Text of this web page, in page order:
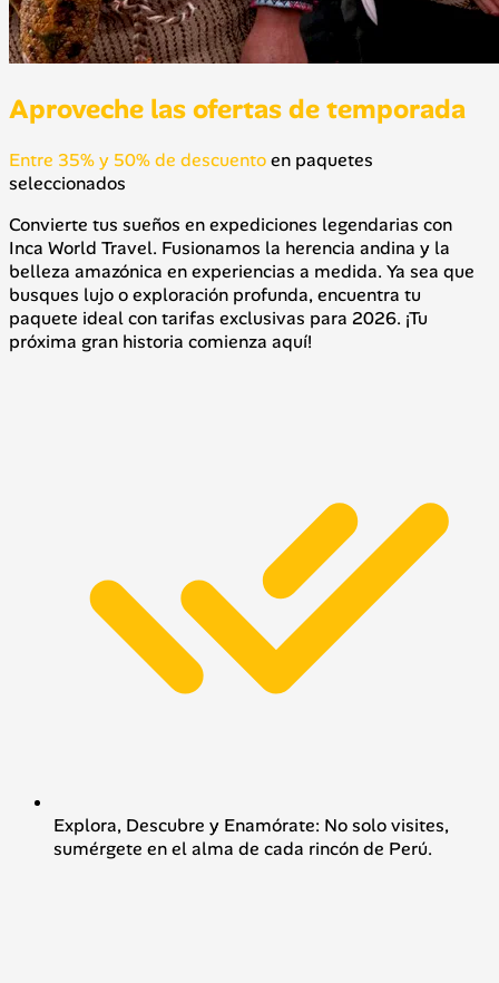
Aproveche las ofertas de temporada
Entre 35% y 50% de descuentoen paquetes
seleccionados
Convierte tus sueños en expediciones legendarias con
Inca World Travel. Fusionamos la herencia andina y la
belleza amazónica en experiencias a medida. Ya sea que
busques lujo o exploración profunda, encuentra tu
paquete ideal con tarifas exclusivas para 2026. ¡Tu
próxima gran historia comienza aquí!
Explora, Descubre y Enamórate: No solo visites,
sumérgete en el alma de cada rincón de Perú.